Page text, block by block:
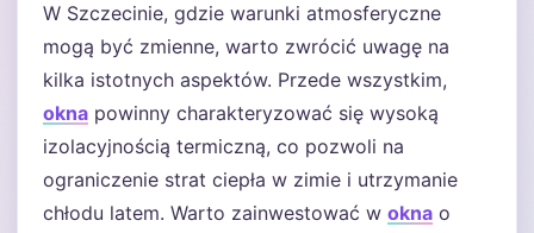
W Szczecinie, gdzie warunki atmosferyczne
mogą być zmienne, warto zwrócić uwagę na
kilka istotnych aspektów. Przede wszystkim,
okna powinny charakteryzować się wysoką
izolacyjnością termiczną, co pozwoli na
ograniczenie strat ciepła w zimie i utrzymanie
chłodu latem. Warto zainwestować w okna o